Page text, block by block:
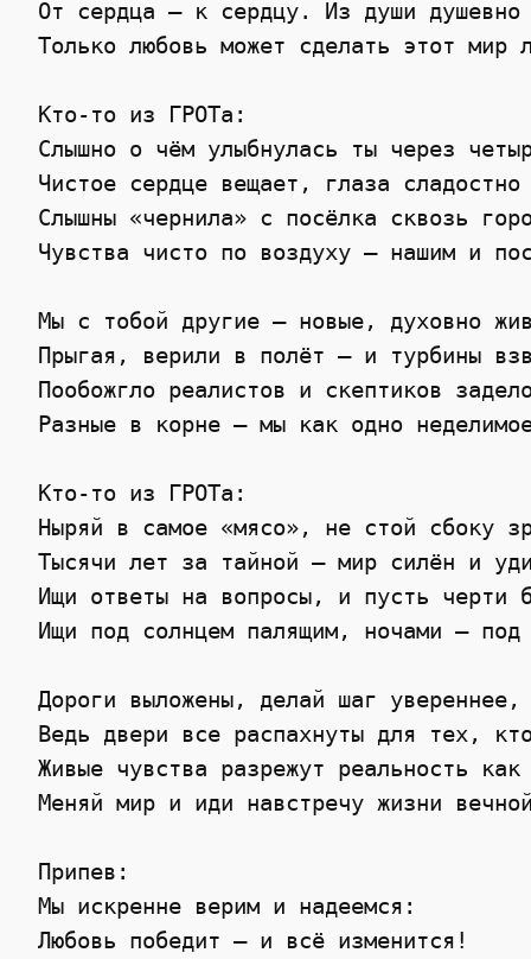
От сердца — к сердцу. Из души
Только любовь может сделать этот
Кто-то из ГРОТа:
Слышно о чём улыбнулась ты через
Чистое сердце вещает, глаза
Слышны «чернила» с посёлка сквозь
Чувства чисто по воздуху – нашим и
Мы с тобой другие – новые, духовно
Прыгая, верили в полёт – и турбины
Пообожгло реалистов и скептиков
Разные в корне — мы как одно
Кто-то из ГРОТа:
Ныряй в самое «мясо», не стой сбоку
Тысячи лет за тайной – мир силён и
Ищи ответы на вопросы, и пусть черти
Ищи под солнцем палящим, ночами – под
Дороги выложены, делай шаг увереннее,
Ведь двери все распахнуты для тех,
Живые чувства разрежут реальность
Меняй мир и иди навстречу жизни
Припев:
Мы искренне верим и надеемся:
Любовь победит – и всё изменится!